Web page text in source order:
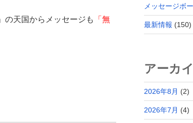
の天国からメッセージも
「無
メッセージボ
最新情報 (150)
アーカ
2026年8月 (2)
2026年7月 (4)